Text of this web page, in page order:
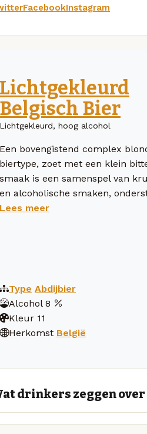
FacebookInstagram
Lichtgekleurd
Belgisch Bier
Lichtgekleurd, hoog alcohol
Een bovengistend complex
biertype, zoet met een klein
smaak is een samenspel van
en alcoholische smaken,
Lees meer
Type Abdijbier
Alcohol 8
Kleur 11
Herkomst België
drinkers zeggen